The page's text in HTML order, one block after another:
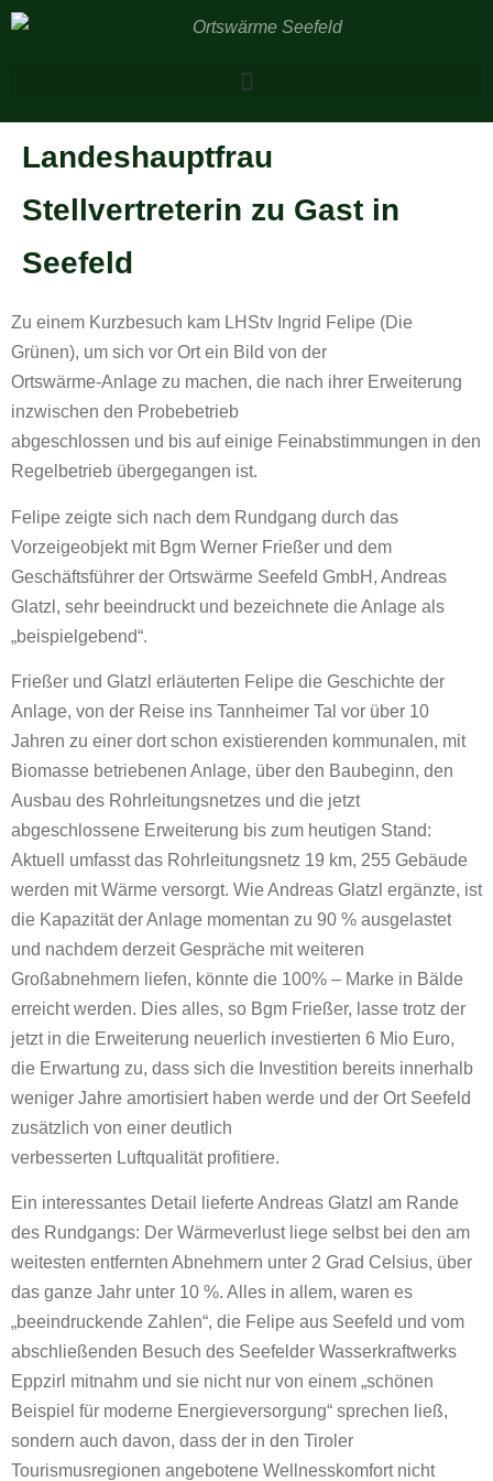
Landeshauptfrau
Stellvertreterin zu Gast in
Seefeld
Zu einem Kurzbesuch kam LHStv Ingrid Felipe (Die
Grünen), um sich vor Ort ein Bild von der
Ortswärme-Anlage zu machen, die nach ihrer Erweiterung
inzwischen den Probebetrieb
abgeschlossen und bis auf einige Feinabstimmungen in den
Regelbetrieb übergegangen ist.
Felipe zeigte sich nach dem Rundgang durch das
Vorzeigeobjekt mit Bgm Werner Frießer und dem
Geschäftsführer der Ortswärme Seefeld GmbH, Andreas
Glatzl, sehr beeindruckt und bezeichnete die Anlage als
„beispielgebend“.
Frießer und Glatzl erläuterten Felipe die Geschichte der
Anlage, von der Reise ins Tannheimer Tal vor über 10
Jahren zu einer dort schon existierenden kommunalen, mit
Biomasse betriebenen Anlage, über den Baubeginn, den
Ausbau des Rohrleitungsnetzes und die jetzt
abgeschlossene Erweiterung bis zum heutigen Stand:
Aktuell umfasst das Rohrleitungsnetz 19 km, 255 Gebäude
werden mit Wärme versorgt. Wie Andreas Glatzl ergänzte, ist
die Kapazität der Anlage momentan zu 90 % ausgelastet
und nachdem derzeit Gespräche mit weiteren
Großabnehmern liefen, könnte die 100% – Marke in Bälde
erreicht werden. Dies alles, so Bgm Frießer, lasse trotz der
jetzt in die Erweiterung neuerlich investierten 6 Mio Euro,
die Erwartung zu, dass sich die Investition bereits innerhalb
weniger Jahre amortisiert haben werde und der Ort Seefeld
zusätzlich von einer deutlich
verbesserten Luftqualität profitiere.
Ein interessantes Detail lieferte Andreas Glatzl am Rande
des Rundgangs: Der Wärmeverlust liege selbst bei den am
weitesten entfernten Abnehmern unter 2 Grad Celsius, über
das ganze Jahr unter 10 %. Alles in allem, waren es
„beeindruckende Zahlen“, die Felipe aus Seefeld und vom
abschließenden Besuch des Seefelder Wasserkraftwerks
Eppzirl mitnahm und sie nicht nur von einem „schönen
Beispiel für moderne Energieversorgung“ sprechen ließ,
sondern auch davon, dass der in den Tiroler
Tourismusregionen angebotene Wellnesskomfort nicht